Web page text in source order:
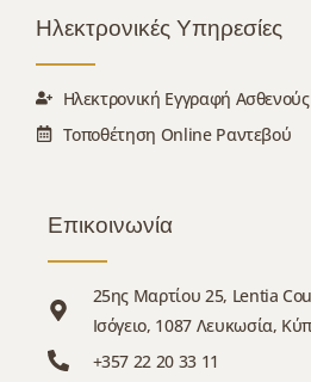
Ηλεκτρονικές Υπηρεσίες
Ηλεκτρονική Εγγραφή Ασθενούς
Τοποθέτηση Online Ραντεβού
Επικοινωνία
25ης Μαρτίου 25, Lentia
Ισόγειο, 1087 Λευκωσία,
+357 22 20 33 11